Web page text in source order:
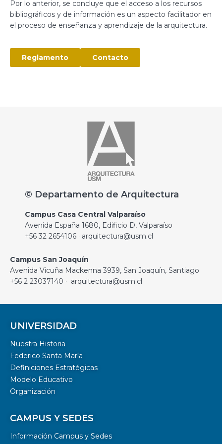
Por lo anterior, se concluye que el acceso a los recursos
bibliográficos y de información es un aspecto facilitador en
el proceso de enseñanza y aprendizaje de la arquitectura.
Reglamento Contacto
© Departamento de Arquitectura
Campus Casa Central Valparaíso
Avenida España 1680, Edificio D, Valparaíso
+56 32 2654106 · arquitectura@usm.cl
Campus San Joaquín
Avenida Vicuña Mackenna 3939, San Joaquín, Santiago
+56 2 23037140 · arquitectura@usm.cl
UNIVERSIDAD
Nuestra Historia
Federico Santa María
Definiciones Estratégicas
Modelo Educativo
Organización
CAMPUS Y SEDES
Información Campus y Sedes